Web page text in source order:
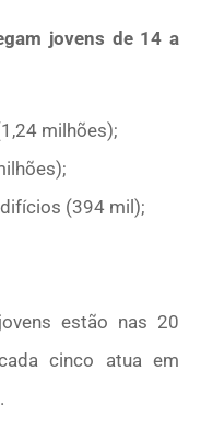
jovens de 14 a
milhões);
(394 mil);
estão nas 20
cinco atua em